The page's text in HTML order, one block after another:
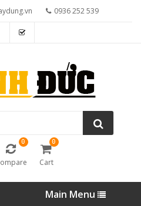
0936 252 539
0 0
Cart
Main Menu